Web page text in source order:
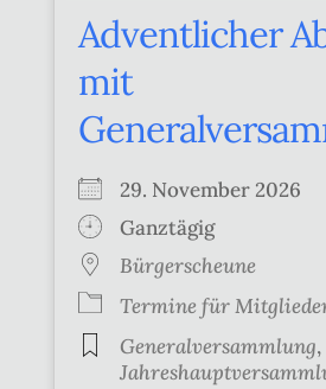
Adventlicher
mit
29. November 2026
Ganztägig
Bürgerscheune
Termine für
Generalversammlung,